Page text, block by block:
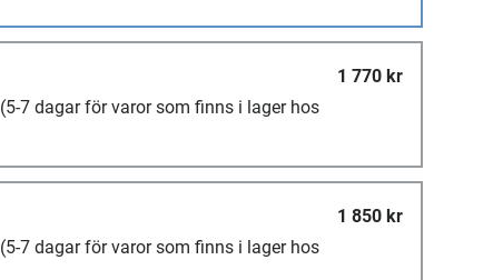
1 770 kr
(5-7 dagar för varor som finns i lager hos
1 850 kr
(5-7 dagar för varor som finns i lager hos